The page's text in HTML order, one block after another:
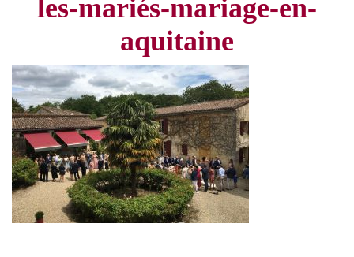
les-mariés-mariage-en-
aquitaine